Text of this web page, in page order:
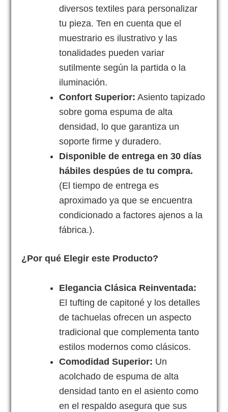
diversos textiles para personalizar
tu pieza. Ten en cuenta que el
muestrario es ilustrativo y las
tonalidades pueden variar
sutilmente según la partida o la
iluminación.
Confort Superior: Asiento tapizado
sobre goma espuma de alta
densidad, lo que garantiza un
soporte firme y duradero.
Disponible de entrega en 30 días
hábiles despúes de tu compra.
(El tiempo de entrega es
aproximado ya que se encuentra
condicionado a factores ajenos a la
fábrica.).
¿Por qué Elegir este Producto?
Elegancia Clásica Reinventada:
El tufting de capitoné y los detalles
de tachuelas ofrecen un aspecto
tradicional que complementa tanto
estilos modernos como clásicos.
Comodidad Superior: Un
acolchado de espuma de alta
densidad tanto en el asiento como
en el respaldo asegura que sus